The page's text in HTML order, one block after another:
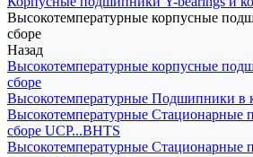
Высокотемпературные корпусные
сборе
Назад
Высокотемпературные корпусные
сборе
Высокотемпературные Подшипники в
Высокотемпературные Стационарные
сборе UCP...BHTS
Высокотемпературные Стационарные